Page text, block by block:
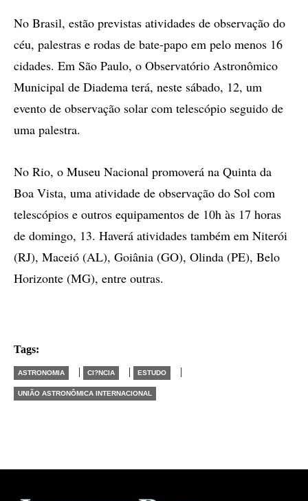
No Brasil, estão previstas atividades de observação do
céu, palestras e rodas de bate-papo em pelo menos 16
cidades. Em São Paulo, o Observatório Astronômico
Municipal de Diadema terá, neste sábado, 12, um
evento de observação solar com telescópio seguido de
uma palestra.
No Rio, o Museu Nacional promoverá na Quinta da
Boa Vista, uma atividade de observação do Sol com
telescópios e outros equipamentos de 10h às 17 horas
de domingo, 13. Haverá atividades também em Niterói
(RJ), Maceió (AL), Goiânia (GO), Olinda (PE), Belo
Horizonte (MG), entre outras.
Tags:
ASTRONOMIA | CI?NCIA | ESTUDO |
UNIÃO ASTRONÔMICA INTERNACIONAL